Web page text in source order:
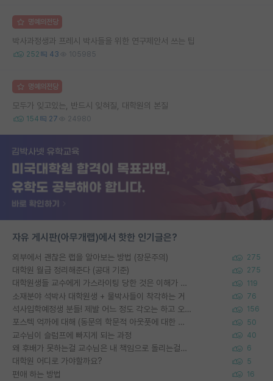
명예의전당
박사과정생과 프레시 박사들을 위한 연구제안서 쓰는 팁
252 43 105985
명예의전당
모두가 잊고있는, 반드시 잊혀질, 대학원의 본질
154 27 24980
자유 게시판(아무개랩)에서 핫한 인기글은?
외부에서 괜찮은 랩을 알아보는 방법 (장문주의) 275
대학원 월급 정리해준다 (공대 기준) 275
대학원생들 교수에게 가스라이팅 당한 것은 이해가 갑니다. 안타깝네요. 119
소재분야 석박사 대학원생 + 물박사들이 착각하는 거 76
석사입학예정생 분들! 제발 어느 정도 각오는 하고 오세요. 156
포스텍 억까에 대해 (동문의 학문적 아웃풋에 대한 반박) 50
교수님이 슬럼프에 빠지게 되는 과정 40
왜 후배가 못하는걸 교수님은 내 책임으로 돌리는걸까요? 6
대학원 어디로 가야할까요? 5
편애 하는 방법 16